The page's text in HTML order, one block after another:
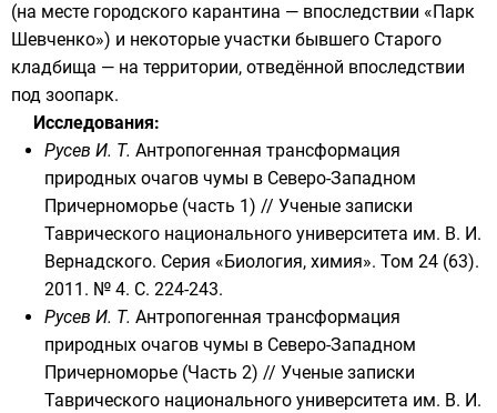
(на месте городского карантина — впоследствии «Парк
Шевченко») и некоторые участки бывшего Старого
кладбища — на территории, отведённой впоследствии
под зоопарк.
Исследования:
Русев И. Т. Антропогенная трансформация
природных очагов чумы в Северо-Западном
Причерноморье (часть 1) // Ученые записки
Таврического национального университета им. В. И.
Вернадского. Серия «Биология, химия». Том 24 (63).
2011. № 4. С. 224-243.
Русев И. Т. Антропогенная трансформация
природных очагов чумы в Северо-Западном
Причерноморье (Часть 2) // Ученые записки
Таврического национального университета им. В. И.